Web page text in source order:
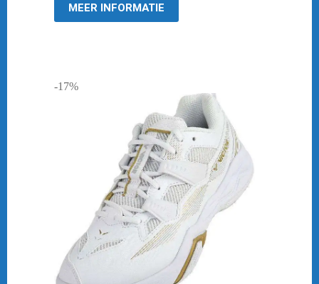
MEER INFORMATIE
-17%